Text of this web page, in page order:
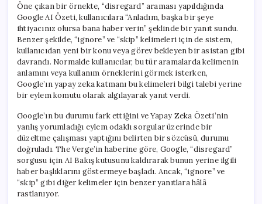
Öne çıkan bir örnekte, “disregard” araması yapıldığında
Google AI Özeti, kullanıcılara “Anladım, başka bir şeye
ihtiyacınız olursa bana haber verin” şeklinde bir yanıt sundu.
Benzer şekilde, “ignore” ve “skip” kelimeleri için de sistem,
kullanıcıdan yeni bir konu veya görev bekleyen bir asistan gibi
davrandı. Normalde kullanıcılar, bu tür aramalarda kelimenin
anlamını veya kullanım örneklerini görmek isterken,
Google’ın yapay zeka katmanı bu kelimeleri bilgi talebi yerine
bir eylem komutu olarak algılayarak yanıt verdi.
Google’ın bu durumu fark ettiğini ve Yapay Zeka Özeti’nin
yanlış yorumladığı eylem odaklı sorgular üzerinde bir
düzeltme çalışması yaptığını belirten bir sözcüsü, durumu
doğruladı. The Verge’in haberine göre, Google, “disregard”
sorgusu için AI Bakış kutusunu kaldırarak bunun yerine ilgili
haber başlıklarını göstermeye başladı. Ancak, “ignore” ve
“skip” gibi diğer kelimeler için benzer yanıtlara hâlâ
rastlanıyor.